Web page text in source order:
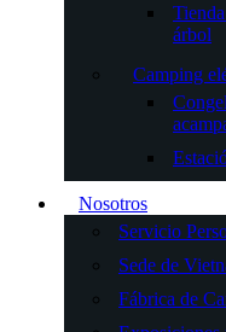
árbol
Camping
Nosotros
Servicio
Sede de
Fábrica de